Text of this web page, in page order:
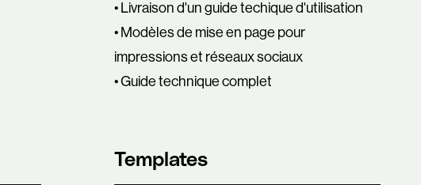
• Livraison d'un guide techique d'utilisation
• Modèles de mise en page pour
impressions et réseaux sociaux
• Guide technique complet
Templates